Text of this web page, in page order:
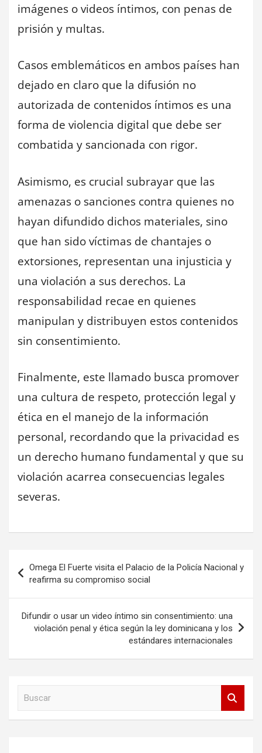
imágenes o videos íntimos, con penas de
prisión y multas.
Casos emblemáticos en ambos países han
dejado en claro que la difusión no
autorizada de contenidos íntimos es una
forma de violencia digital que debe ser
combatida y sancionada con rigor.
Asimismo, es crucial subrayar que las
amenazas o sanciones contra quienes no
hayan difundido dichos materiales, sino
que han sido víctimas de chantajes o
extorsiones, representan una injusticia y
una violación a sus derechos. La
responsabilidad recae en quienes
manipulan y distribuyen estos contenidos
sin consentimiento.
Finalmente, este llamado busca promover
una cultura de respeto, protección legal y
ética en el manejo de la información
personal, recordando que la privacidad es
un derecho humano fundamental y que su
violación acarrea consecuencias legales
severas.
Navegación
de
entradas
Omega El Fuerte visita el Palacio de la Policía Nacional y
reafirma su compromiso social
Difundir o usar un video íntimo sin consentimiento: una
violación penal y ética según la ley dominicana y los
estándares internacionales